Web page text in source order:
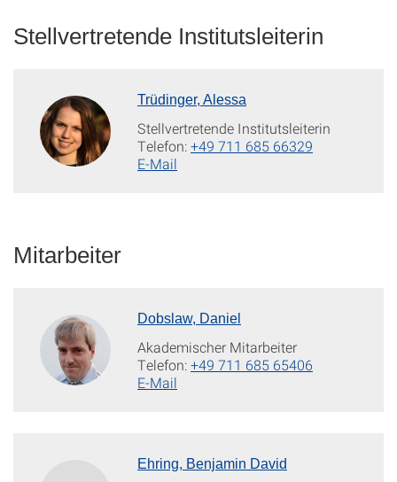
Stellvertretende Institutsleiterin
Trüdinger, Alessa
Stellvertretende Institutsleiterin
Telefon:+49 711 685 66329
E-Mail
Mitarbeiter
Dobslaw, Daniel
Akademischer Mitarbeiter
Telefon:+49 711 685 65406
E-Mail
Ehring, Benjamin David